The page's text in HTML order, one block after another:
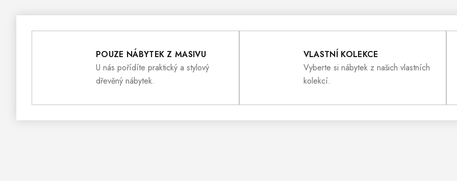
POUZE NÁBYTEK Z MASIVU
U nás pořídíte praktický a stylový
dřevěný nábytek.
VLASTNÍ KOLEKCE
Vyberte si nábytek z našich vlastních
kolekcí.